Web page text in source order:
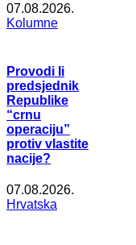
07.08.2026.
Kolumne
Provodi li
predsjednik
Republike
“crnu
operaciju”
protiv vlastite
nacije?
07.08.2026.
Hrvatska